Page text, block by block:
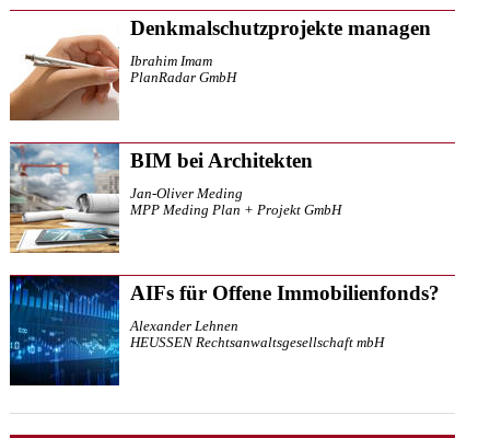
Denkmalschutzprojekte managen
Ibrahim Imam
PlanRadar GmbH
BIM bei Architekten
Jan-Oliver Meding
MPP Meding Plan + Projekt GmbH
AIFs für Offene Immobilienfonds?
Alexander Lehnen
HEUSSEN Rechtsanwaltsgesellschaft mbH